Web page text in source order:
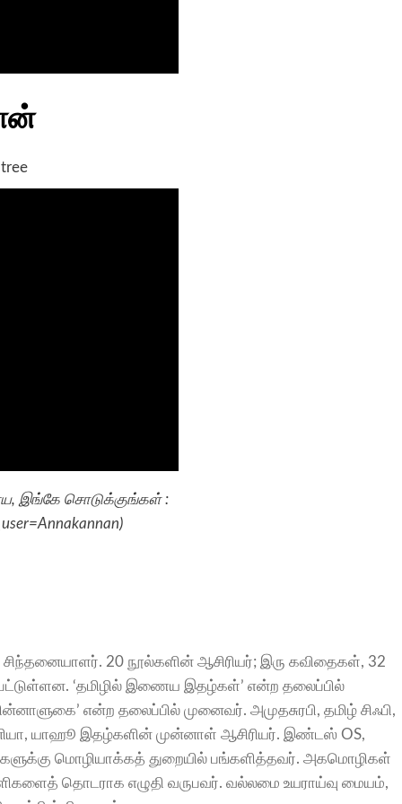
இங்கே சொடுக்குங்கள் :
)
20 நூல்களின் ஆசிரியர்; இரு கவிதைகள், 32
‘தமிழில் இணைய இதழ்கள்’ என்ற தலைப்பில்
என்ற தலைப்பில் முனைவர். அமுதசுரபி, தமிழ் சிஃபி,
யாஹூ இதழ்களின் முன்னாள் ஆசிரியர். இண்டஸ் OS,
மொழியாக்கத் துறையில் பங்களித்தவர். அகமொழிகள்
தொடராக எழுதி வருபவர். வல்லமை உயராய்வு மையம்,